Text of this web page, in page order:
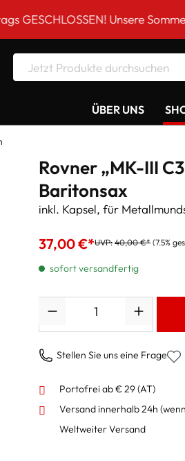
Unsere Sommer-
ÜBER UNS
Rovner „MK-III
Baritonsax
inkl. Kapsel, für
37,00 €*UVP: 40,00 €* (7.5%
sofort versandfertig
Stellen Sie uns eine Frage
Portofrei ab € 29 (AT)
Versand innerhalb 24h
Weltweiter Versand